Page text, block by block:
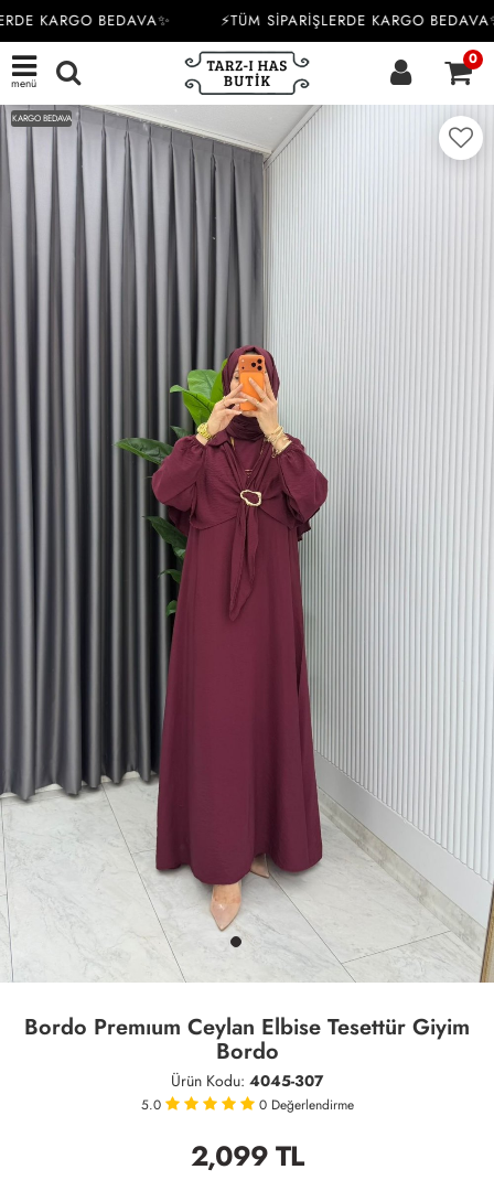
KARGO BEDAVA✨ ⚡TÜM SİPARİŞLERDE KARGO BEDAVA✨
menü
0
KARGO BEDAVA
Bordo Premıum Ceylan Elbise Tesettür Giyim
Bordo
Ürün Kodu: 4045-307
5.0 0 Değerlendirme
2,099TL